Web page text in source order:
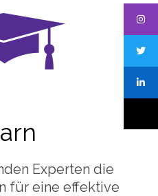
Experten die
für eine effektive